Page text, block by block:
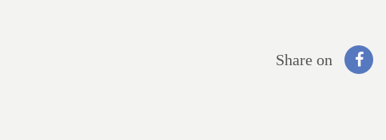
Share on